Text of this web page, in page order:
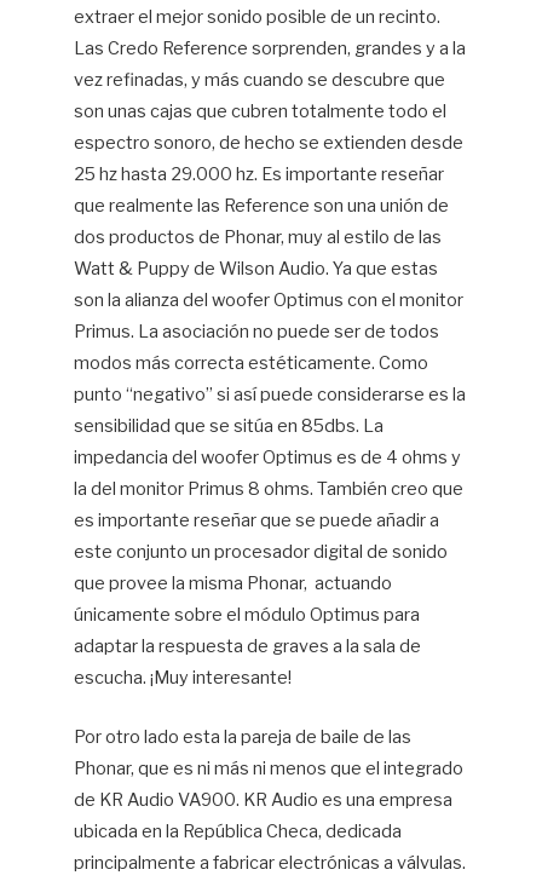
extraer el mejor sonido posible de un recinto.
Las Credo Reference sorprenden, grandes y a la
vez refinadas, y más cuando se descubre que
son unas cajas que cubren totalmente todo el
espectro sonoro, de hecho se extienden desde
25 hz hasta 29.000 hz. Es importante reseñar
que realmente las Reference son una unión de
dos productos de Phonar, muy al estilo de las
Watt & Puppy de Wilson Audio. Ya que estas
son la alianza del woofer Optimus con el monitor
Primus. La asociación no puede ser de todos
modos más correcta estéticamente. Como
punto “negativo” si así puede considerarse es la
sensibilidad que se sitúa en 85dbs. La
impedancia del woofer Optimus es de 4 ohms y
la del monitor Primus 8 ohms. También creo que
es importante reseñar que se puede añadir a
este conjunto un procesador digital de sonido
que provee la misma Phonar, actuando
únicamente sobre el módulo Optimus para
adaptar la respuesta de graves a la sala de
escucha. ¡Muy interesante!
Por otro lado esta la pareja de baile de las
Phonar, que es ni más ni menos que el integrado
de KR Audio VA900. KR Audio es una empresa
ubicada en la República Checa, dedicada
principalmente a fabricar electrónicas a válvulas.